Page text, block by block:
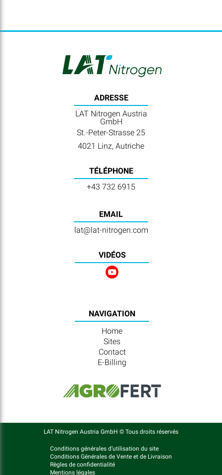
ADRESSE
LAT Nitrogen Austria
GmbH
St.-Peter-Strasse 25
4021 Linz, Autriche
TÉLÉPHONE
+43 732 6915
EMAIL
lat@lat-nitrogen.com
VIDÉOS
NAVIGATION
Home
Sites
Contact
E-Billing
LAT Nitrogen Austria GmbH © Tous droits réservés
Conditions générales d’utilisation du site
Conditions Générales de Vente et de Livraison
Règles de confidentialité
Mentions légales